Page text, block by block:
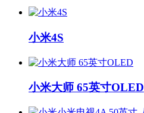
小米4S
小米大师 65英寸OLED